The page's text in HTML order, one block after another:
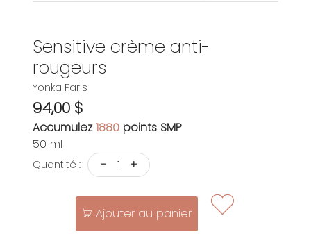
Sensitive crème anti-
rougeurs
Yonka Paris
94,00 $
Accumulez1880 points SMP
50 ml
Quantité : - +
Ajouter au panier